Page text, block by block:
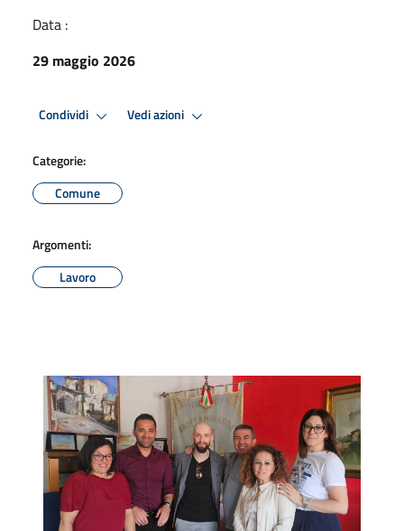
Data :
29 maggio 2026
Condividi Vedi azioni
Categorie:
Comune
Argomenti:
Lavoro